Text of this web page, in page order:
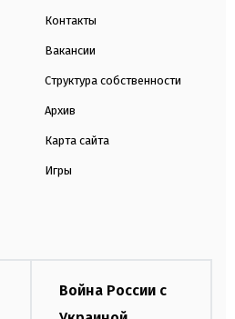
Контакты
Вакансии
Структура собственности
Архив
Карта сайта
Игры
Война России с